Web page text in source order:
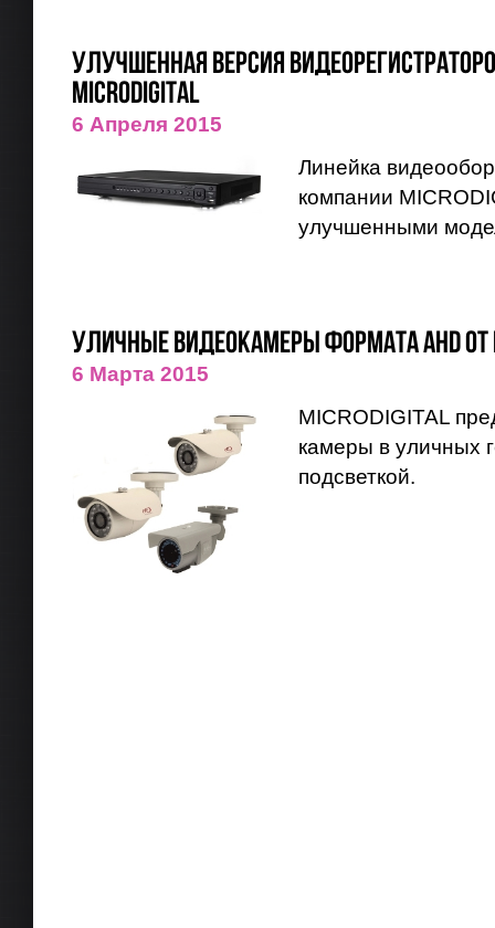
Улучшенная версия
MICRODIGITAL
6 Апреля 2015
Линейка
компании
улучшенными
Уличные видеокамеры формата AHD от
6 Марта 2015
MICRODIGITAL
камеры в уличных
подсветкой.